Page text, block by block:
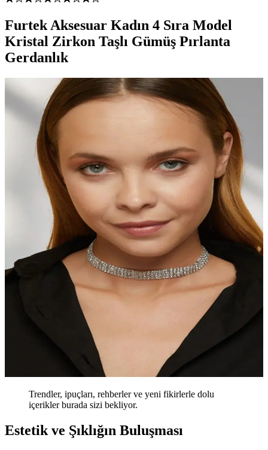
Furtek Aksesuar Kadın 4 Sıra Model
Kristal Zirkon Taşlı Gümüş Pırlanta
Gerdanlık
Trendler, ipuçları, rehberler ve yeni fikirlerle dolu
içerikler burada sizi bekliyor.
Estetik ve Şıklığın Buluşması